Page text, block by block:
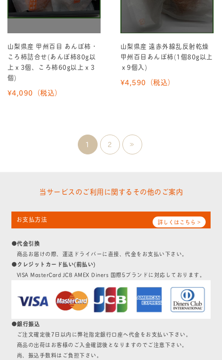
山梨県産 甲州百目 あんぽ柿・
ころ柿詰合せ(あんぽ柿80g以
上ｘ3個、ころ柿60g以上ｘ3
個)
¥4,090 （税込）
山梨県産 遠赤外線乱反射乾燥
甲州百目あんぽ柿(1個80g以上
ｘ9個入)
¥4,590 （税込）
1 2 ≫
当サービスのご利用に関するその他のご案内
お支払方法 詳しくはこちら >
●代金引換
商品お届けの際、運送ドライバーに直接、代金をお支払い下さい。
●クレジットカード払い(前払い)
VISA MasterCard JCB AMEX Diners 国際5ブランドに対応しております。
●銀行振込
ご注文確定後7日以内に弊社指定銀行口座へ代金をお支払い下さい。
商品の出荷はお客様のご入金確認後となりますのでご注意下さい。
尚、振込手数料はご負担下さい。